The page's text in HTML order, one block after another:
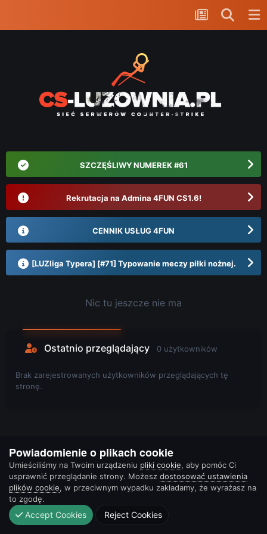
SZCZĘŚLIWY NUMEREK #61
Rekrutacja na Admina 4FUN CS1.6!
CENNIK USŁUG 4FUN
[LUZliga Typera] [#71] Typowanie meczy piłki nożnej.
Nic tu jeszcze nie ma
Ostatnio przeglądający 0 użytkowników
Brak zarejestrowanych użytkowników przeglądających tę
stronę.
Powiadomienie o plikach cookie
Umieściliśmy na Twoim urządzeniu pliki cookie, aby pomóc Ci
usprawnić przeglądanie strony. Możesz dostosować ustawienia
plików cookie, w przeciwnym wypadku zakładamy, że wyrażasz na
to zgodę.
Accept Cookies Reject Cookies